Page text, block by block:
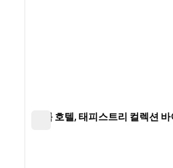
더 룸 호텔, 태피스트리 컬렉션